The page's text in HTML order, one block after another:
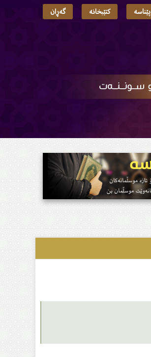
پێناسە کتێبخانە گەڕان